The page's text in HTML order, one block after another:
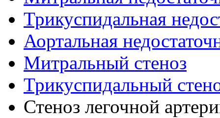
Трикуспидальная
Аортальная
Митральный стеноз
Трикуспидальный
Стеноз легочной